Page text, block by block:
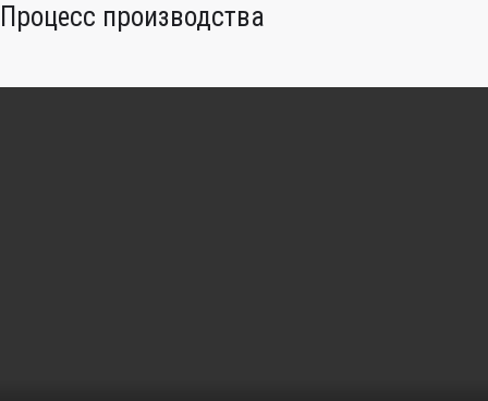
Процесс производства